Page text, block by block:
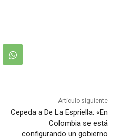
Artículo siguiente
Cepeda a De La Espriella: «En
Colombia se está
configurando un gobierno